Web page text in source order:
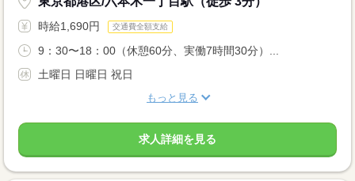
時給1,690円 交通費全額支給
9：30〜18：00（休憩60分、実働7時間30分）...
土曜日 日曜日 祝日
もっと見る
求人詳細を見る